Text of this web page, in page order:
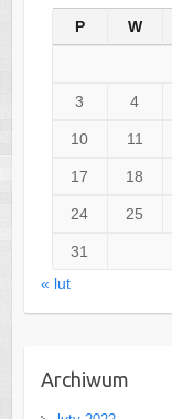
P W
3 4
10 11
17 18
24 25
31
« lut
Archiwum